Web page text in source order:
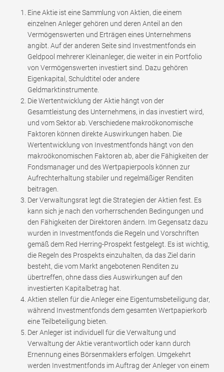
Eine Aktie ist eine Sammlung von Aktien, die einem
einzelnen Anleger gehören und deren Anteil an den
Vermögenswerten und Erträgen eines Unternehmens
angibt. Auf der anderen Seite sind Investmentfonds ein
Geldpool mehrerer Kleinanleger, die weiter in ein Portfolio
von Vermögenswerten investiert sind. Dazu gehören
Eigenkapital, Schuldtitel oder andere
Geldmarktinstrumente.
Die Wertentwicklung der Aktie hängt von der
Gesamtleistung des Unternehmens, in das investiert wird,
und vom Sektor ab. Verschiedene makroökonomische
Faktoren können direkte Auswirkungen haben. Die
Wertentwicklung von Investmentfonds hängt von den
makroökonomischen Faktoren ab, aber die Fähigkeiten der
Fondsmanager und des Wertpapierpools können zur
Aufrechterhaltung stabiler und regelmäßiger Renditen
beitragen.
Der Verwaltungsrat legt die Strategien der Aktien fest. Es
kann sich je nach den vorherrschenden Bedingungen und
den Fähigkeiten der Direktoren ändern. Im Gegensatz dazu
wurden in Investmentfonds die Regeln und Vorschriften
gemäß dem Red Herring-Prospekt festgelegt. Es ist wichtig,
die Regeln des Prospekts einzuhalten, da das Ziel darin
besteht, die vom Markt angebotenen Renditen zu
übertreffen, ohne dass dies Auswirkungen auf den
investierten Kapitalbetrag hat.
Aktien stellen für die Anleger eine Eigentumsbeteiligung dar,
während Investmentfonds dem gesamten Wertpapierkorb
eine Teilbeteiligung bieten.
Der Anleger ist individuell für die Verwaltung und
Verwaltung der Aktie verantwortlich oder kann durch
Ernennung eines Börsenmaklers erfolgen. Umgekehrt
werden Investmentfonds im Auftrag der Anleger von einem